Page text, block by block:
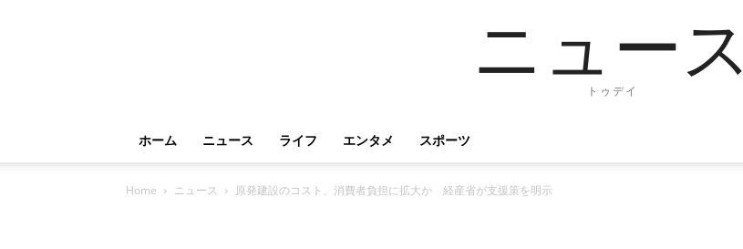
ニュース
トゥデイ
ホーム ニュース ライフ エンタメ スポーツ
Home ニュース 原発建設のコスト、消費者負担に拡大か 経産省が支援策を明示